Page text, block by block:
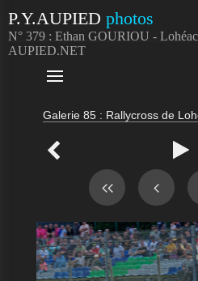
P.Y.AUPIED photos
N° 379 : Ethan GOURIOU -
AUPIED.NET

Galerie 85 : Rallycross de
 